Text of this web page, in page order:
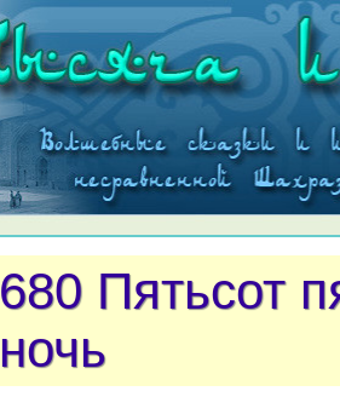
680 Пятьсот
ночь